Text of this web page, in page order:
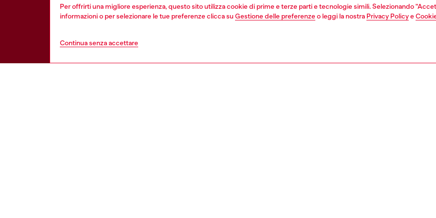
Per offrirti una migliore esperienza, questo sito utilizza cookie di prime e terze parti e tecnologie simili. Selezionando
informazioni o per selezionare le tue preferenze clicca su Gestione delle preferenzeo leggi la nostra Privacy Policye
Continua senza accettare